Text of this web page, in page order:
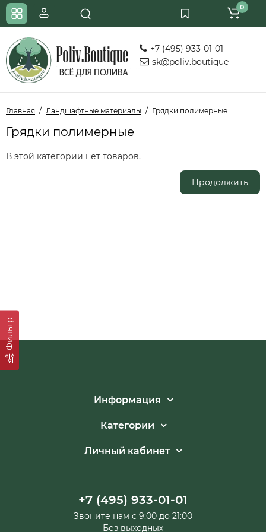
+7 (495) 933-01-01
sk@poliv.boutique
0
Главная Ландшафтные материалы Грядки полимерные
Грядки полимерные
Фильтр
В этой категории нет товаров.
Продолжить
Информация
Категории
Личный кабинет
+7 (495) 933-01-01
Звоните нам с 9:00 до 21:00
Без выходных